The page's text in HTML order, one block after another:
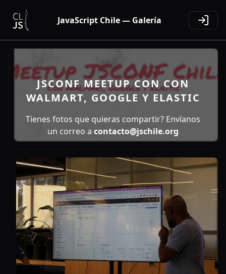
JavaScript Chile — Galería
JSCONF MEETUP CON CON
WALMART, GOOGLE Y ELASTIC
Tienes fotos que quieras compartir? Envíanos
un correo a contacto@jschile.org